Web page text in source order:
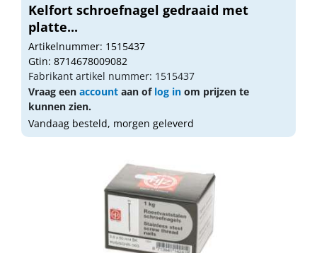
Kelfort schroefnagel gedraaid met
platte...
Artikelnummer: 1515437
Gtin: 8714678009082
Fabrikant artikel nummer: 1515437
Vraag een account aan of log in om prijzen te
kunnen zien.
Vandaag besteld, morgen geleverd